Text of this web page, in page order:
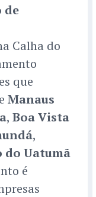
de
Calha do
que
Manaus
, Boa Vista
,
do Uatumã
é